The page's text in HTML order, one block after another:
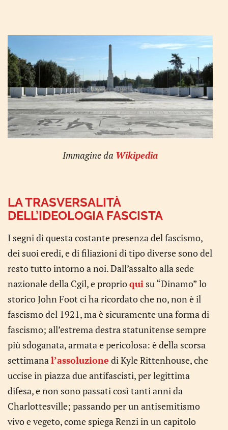
Immagine da Wikipedia
LA TRASVERSALITÀ
DELL’IDEOLOGIA FASCISTA
I segni di questa costante presenza del fascismo,
dei suoi eredi, e di filiazioni di tipo diverse sono del
resto tutto intorno a noi. Dall’assalto alla sede
nazionale della Cgil, e proprioqui su “Dinamo” lo
storico John Foot ci ha ricordato che no, non è il
fascismo del 1921, ma è sicuramente una forma di
fascismo; all’estrema destra statunitense sempre
più sdoganata, armata e pericolosa: è della scorsa
settimanal’assoluzione di Kyle Rittenhouse, che
uccise in piazza due antifascisti, per legittima
difesa, e non sono passati così tanti anni da
Charlottesville; passando per un antisemitismo
vivo e vegeto, come spiega Renzi in un capitolo